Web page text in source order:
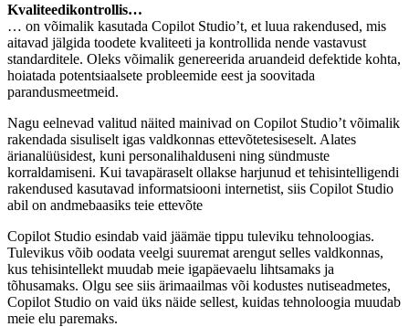
Kvaliteedikontrollis…
… on võimalik kasutada Copilot Studio’t, et luua rakendused, mis
aitavad jälgida toodete kvaliteeti ja kontrollida nende vastavust
standarditele. Oleks võimalik genereerida aruandeid defektide kohta,
hoiatada potentsiaalsete probleemide eest ja soovitada
parandusmeetmeid.
Nagu eelnevad valitud näited mainivad on Copilot Studio’t võimalik
rakendada sisuliselt igas valdkonnas ettevõtetesiseselt. Alates
ärianalüüsidest, kuni personalihalduseni ning sündmuste
korraldamiseni. Kui tavapäraselt ollakse harjunud et tehisintelligendi
rakendused kasutavad informatsiooni internetist, siis Copilot Studio
abil on andmebaasiks teie ettevõte
Copilot Studio esindab vaid jäämäe tippu tuleviku tehnoloogias.
Tulevikus võib oodata veelgi suuremat arengut selles valdkonnas,
kus tehisintellekt muudab meie igapäevaelu lihtsamaks ja
tõhusamaks. Olgu see siis ärimaailmas või kodustes nutiseadmetes,
Copilot Studio on vaid üks näide sellest, kuidas tehnoloogia muudab
meie elu paremaks.